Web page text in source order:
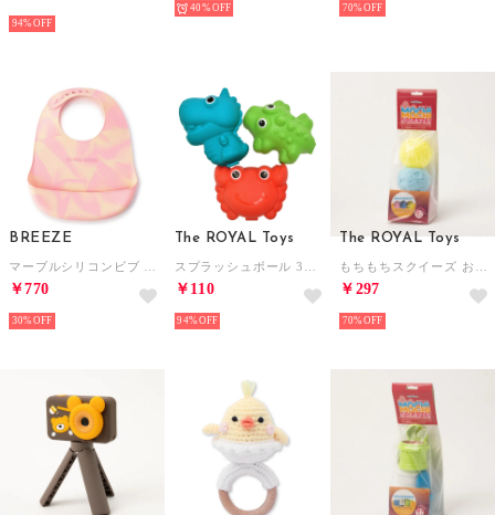
94%
40% 70%
BREEZE
￥770
30%
The ROYAL Toys
￥110
94%
The ROYAL Toys
￥297
70%